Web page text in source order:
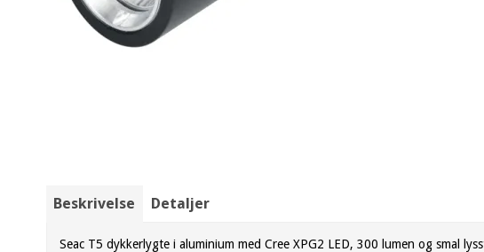
Beskrivelse Detaljer
Seac T5 dykkerlygte i aluminium med Cree XPG2 LED, 300 lumen og smal